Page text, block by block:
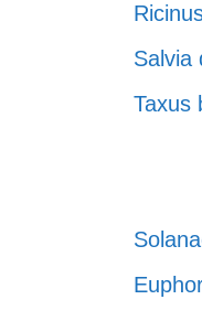
Salvia
Taxus